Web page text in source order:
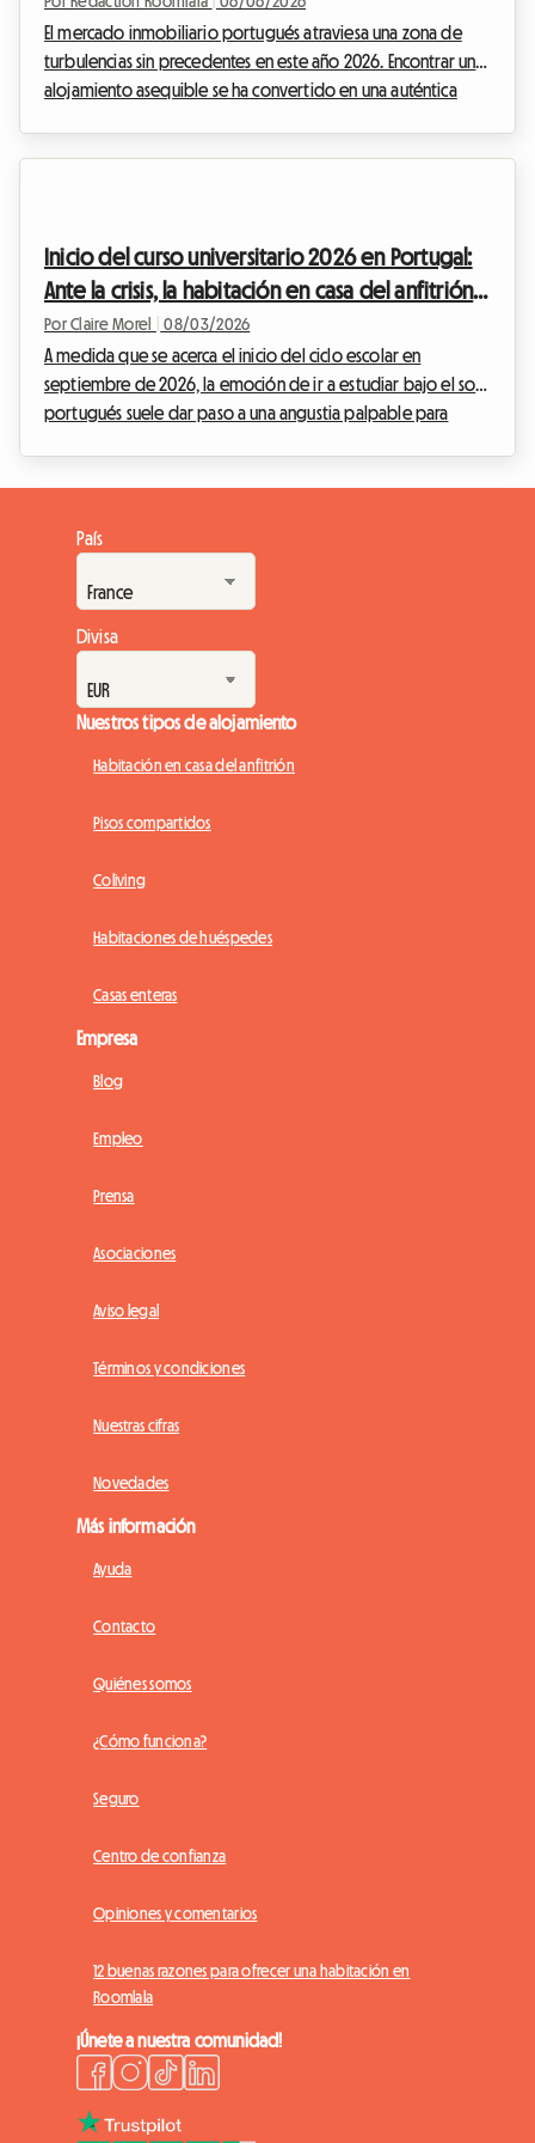
El mercado inmobiliario portugués atraviesa una zona de
turbulencias sin precedentes en este año 2026. Encontrar un
alojamiento asequible se ha convertido en una auténtica
escasez estructural de viviendas, el piso compartido y ...
Inicio del curso universitario 2026 en Portugal:
Ante la crisis, la habitación en casa del anfitrión
se impone
Por Claire Morel 08/03/2026
A medida que se acerca el inicio del ciclo escolar en
septiembre de 2026, la emoción de ir a estudiar bajo el sol
portugués suele dar paso a una angustia palpable para
Oporto, el país atrae cada vez a más jóvenes, pero las
infraestructuras tienen dificultades para seguir el ritmo. En
Roomlala, acompañamos cada año a miles de...
País
Divisa
Nuestros tipos de alojamiento
Habitación en casa del anfitrión
Pisos compartidos
Coliving
Habitaciones de huéspedes
Casas enteras
Empresa
Blog
Empleo
Prensa
Asociaciones
Aviso legal
Términos y condiciones
Nuestras cifras
Novedades
Más información
Ayuda
Contacto
Quiénes somos
¿Cómo funciona?
Seguro
Centro de confianza
Opiniones y comentarios
12 buenas razones para ofrecer una habitación en
Roomlala
¡Únete a nuestra comunidad!